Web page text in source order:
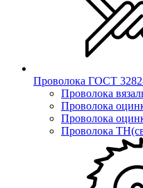
Проволока ГОСТ
Проволока
Проволока
Проволока
Проволока